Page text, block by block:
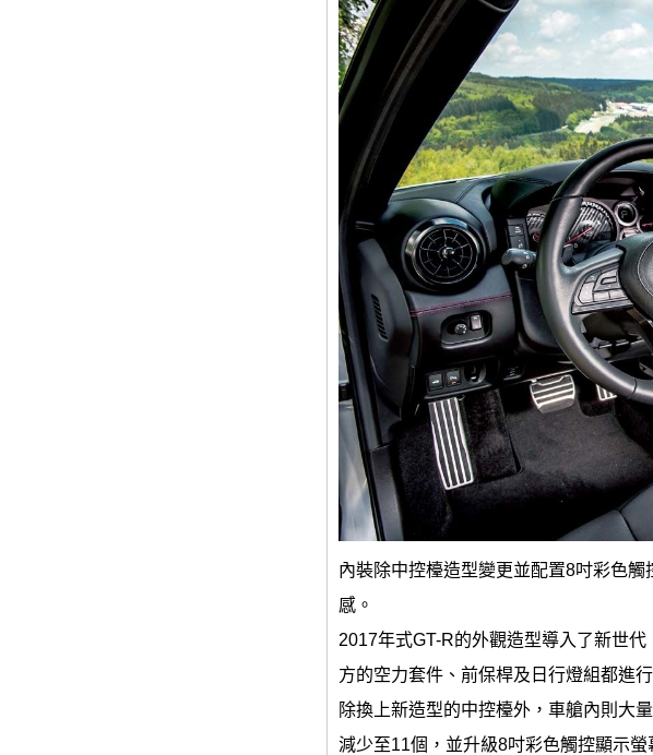
內裝除中控檯造型變更並配置8吋彩色
感。
2017年式GT-R的外觀造型導入了新世
方的空力套件、前保桿及日行燈組都進
除換上新造型的中控檯外，車艙內則大
減少至11個，並升級8吋彩色觸控顯示